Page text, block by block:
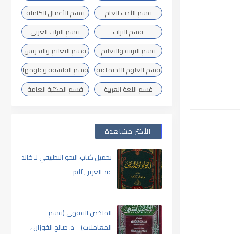
قسم الأدب العام
قسم الأعمال الكاملة
قسم التراث
قسم التراث العربى
قسم التربية والتعليم
قسم التعليم والتدريس
قسم العلوم الاجتماعية
قسم الفلسفة وعلومها
قسم اللغة العربية
قسم المكتبة العامة
الأكثر مشاهدة
تحميل كتاب النحو التطبيقي لـ خالد
عبد العزيز , pdf
الملخص الفقهي (قسم
المعاملات) - د. صالح الفوزان ،